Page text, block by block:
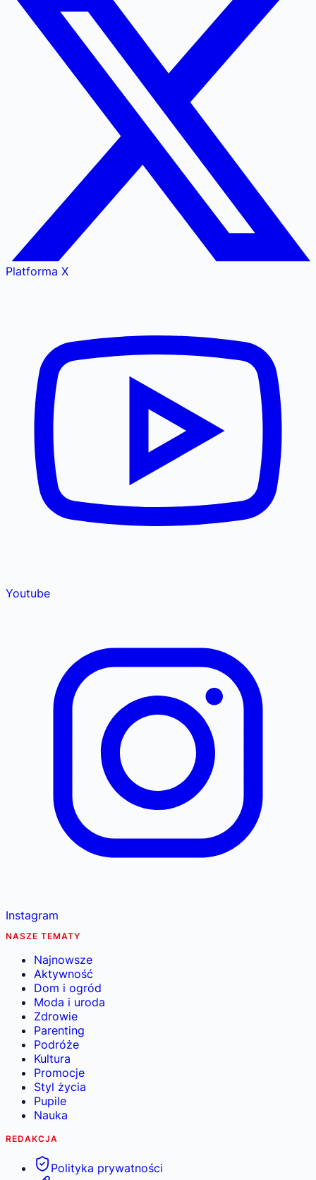
Platforma X
Youtube
Instagram
NASZE TEMATY
Najnowsze
Aktywność
Dom i ogród
Moda i uroda
Zdrowie
Parenting
Podróże
Kultura
Promocje
Styl życia
Pupile
Nauka
REDAKCJA
Polityka prywatności